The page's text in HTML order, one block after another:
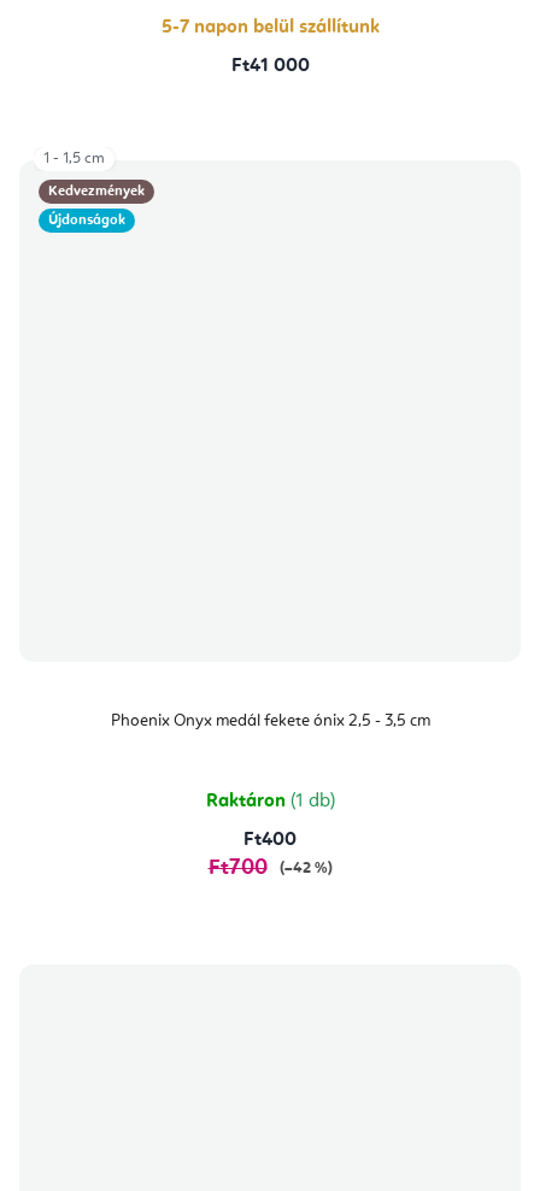
5-7 napon belül szállítunk
Ft41 000
Kedvezmények
Újdonságok
Phoenix Onyx medál fekete ónix 2,5 - 3,5 cm
Raktáron (1 db)
Ft400
Ft700 (–42 %)
1 - 1,5 cm